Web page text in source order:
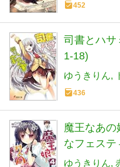
452
司書とハサ
1-18)
ゆうきりん
436
魔王なあの
なフェステ
ゆうきりん